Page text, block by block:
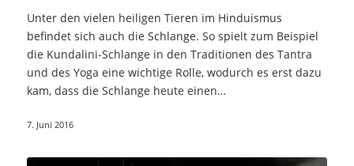
Unter den vielen heiligen Tieren im Hinduismus
befindet sich auch die Schlange. So spielt zum Beispiel
die Kundalini-Schlange in den Traditionen des Tantra
und des Yoga eine wichtige Rolle, wodurch es erst dazu
kam, dass die Schlange heute einen…
7. Juni 2016